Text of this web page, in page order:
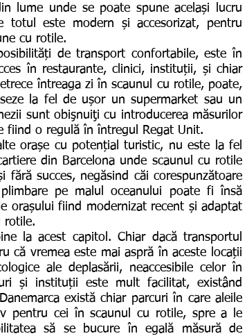
lume unde se poate spune același lucru
totul este modern și accesorizat, pentru
cu rotile.
în restaurante, clinici, instituții, și chiar
întreaga zi în scaunul cu rotile, poate,
la fel de ușor un supermarket sau un
sunt obişnuiţi cu introducerea măsurilor
fiind o regulă în întregul Regat Unit.
orașe cu potențial turistic, nu este la fel
din Barcelona unde scaunul cu rotile
succes, negăsind căi corespunzătoare
pe malul oceanului poate fi însă
orașului fiind modernizat recent și adaptat
rotile.
că vremea este mai aspră în aceste locații
ale deplasării, neaccesibile celor în
și instituții este mult facilitat, existând
există chiar parcuri în care aleile
pentru cei în scaunul cu rotile, spre a le
să se bucure în egală măsură de